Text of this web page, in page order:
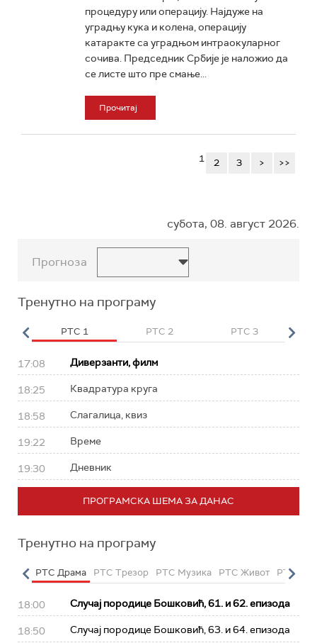
процедуру или операцију. Најдуже на
уградњу кука и колена, операцију
катаракте са уградњом интраокуларног
сочива. Председник Србије је наложио да
се листе што пре смање...
Прочитај
1 2 3 > >>
субота, 08. август 2026.
Прогноза
Тренутно на програму
РТС 1 РТС 2 РТС 3
17:08 Диверзанти, филм
18:25 Квадратура круга
18:58 Слагалица, квиз
19:22 Време
19:30 Дневник
ПРОГРАМСКА ШЕМА ЗА ДАНАС
Тренутно на програму
РТС Драма РТС Трезор РТС Музика РТС Живот РТС
18:00 Случај породице Бошковић, 61. и 62. епизода
18:50 Случај породице Бошковић, 63. и 64. епизода